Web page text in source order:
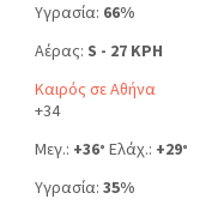
Υγρασία: 66%
Αέρας: S - 27 KPH
Καιρός σε Αθήνα
+34
Μεγ.: +36° Ελάχ.: +29°
Υγρασία: 35%